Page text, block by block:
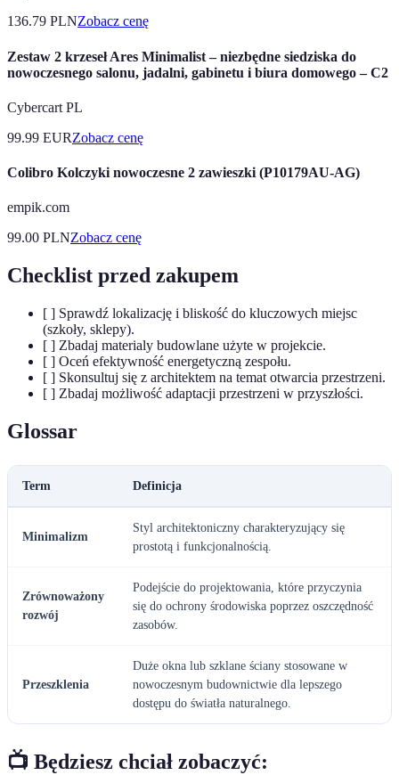
136.79 PLNZobacz cenę
Zestaw 2 krzeseł Ares Minimalist – niezbędne siedziska do
nowoczesnego salonu, jadalni, gabinetu i biura domowego – C2
Cybercart PL
99.99 EURZobacz cenę
Colibro Kolczyki nowoczesne 2 zawieszki (P10179AU-AG)
empik.com
99.00 PLNZobacz cenę
Checklist przed zakupem
[ ] Sprawdź lokalizację i bliskość do kluczowych miejsc
(szkoły, sklepy).
[ ] Zbadaj materialy budowlane użyte w projekcie.
[ ] Oceń efektywność energetyczną zespołu.
[ ] Skonsultuj się z architektem na temat otwarcia przestrzeni.
[ ] Zbadaj możliwość adaptacji przestrzeni w przyszłości.
Glossar
Term Definicja
Minimalizm
Styl architektoniczny charakteryzujący się
prostotą i funkcjonalnością.
Zrównoważony
rozwój
Podejście do projektowania, które przyczynia
się do ochrony środowiska poprzez oszczędność
zasobów.
Przeszklenia
Duże okna lub szklane ściany stosowane w
nowoczesnym budownictwie dla lepszego
dostępu do światła naturalnego.
📺 Będziesz chciał zobaczyć: